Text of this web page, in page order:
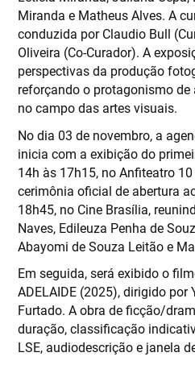
Miranda e Matheus Alves. A
conduzida por Claudio Bull
Oliveira (Co-Curador). A
perspectivas da produção
reforçando o protagonismo de
no campo das artes visuais.
No dia 03 de novembro, a
inicia com a exibição do
14h às 17h15, no Anfiteatro
cerimônia oficial de abertura
18h45, no Cine Brasília,
Naves, Edileuza Penha de
Abayomi de Souza Leitão e
Em seguida, será exibido o
ADELAIDE (2025), dirigido por
Furtado. A obra de ficção/
duração, classificação
LSE, audiodescrição e janela